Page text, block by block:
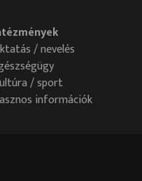
/ nevelés
/ sport
információk